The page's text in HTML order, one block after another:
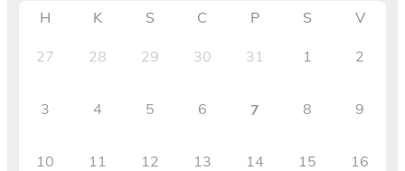
H K S C P S V
27 28 29 30 31 1 2
3 4 5 6 7 8 9
10 11 12 13 14 15 16